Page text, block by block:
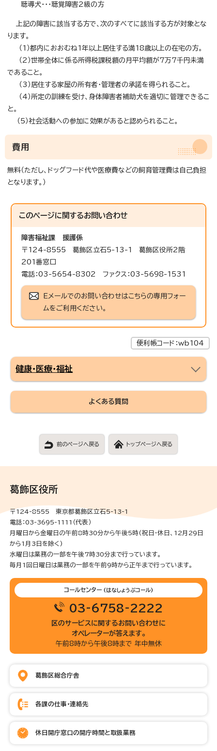
聴導犬・・・聴覚障害2級の方
上記の障害に該当する方で、次のすべてに該当する方が対象とな
ります。
（1）都内におおむね1年以上居住する満18歳以上の在宅の方。
（2）世帯全体に係る所得税課税額の月平均額が7万7千円未満
であること。
（3）居住する家屋の所有者・管理者の承諾を得られること。
（4）所定の訓練を受け、身体障害者補助犬を適切に管理できるこ
と。
（5）社会活動への参加に効果があると認められること。
費用
無料（ただし、ドッグフード代や医療費などの飼育管理費は自己負担
となります。）
このページに関するお問い合わせ
障害福祉課
援護係
〒124-8555 葛飾区立石5-13-1 葛飾区役所2階
201番窓口
電話：03-5654-8302 ファクス：03-5698-1531
Eメールでのお問い合わせはこちらの専用フォー
ムをご利用ください。
便利帳コード：wb104
健康・医療・福祉
よくある質問
前のページへ戻る トップページへ戻る
葛飾区役所
〒124-8555 東京都葛飾区立石5-13-1
電話：03-3695-1111（代表）
月曜日から金曜日の午前8時30分から午後5時(祝日・休日、12月29日
から1月3日を除く)
水曜日は業務の一部を午後7時30分まで行っています。
毎月1回日曜日は業務の一部を午前9時から正午まで行っています。
コールセンター (はなしょうぶコール)
03-6758-2222
区のサービスに関するお問い合わせに
オペレーターが答えます。
午前8時から午後8時まで 年中無休
葛飾区総合庁舎
各課の仕事・連絡先
休日開庁窓口の開庁時間と取扱業務